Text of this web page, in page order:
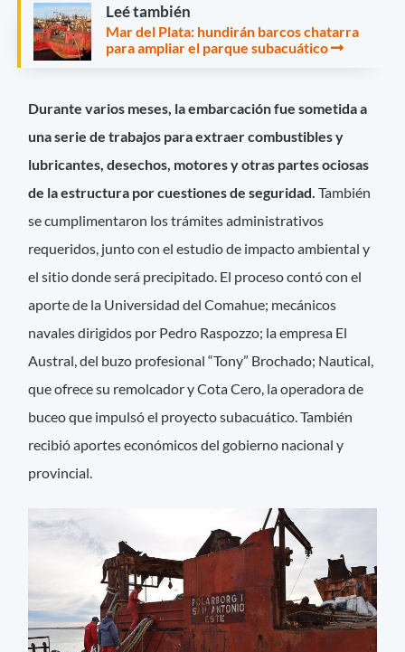
Leé también
Mar del Plata: hundirán barcos chatarra
para ampliar el parque subacuático
Durante varios meses, la embarcación fue sometida a
una serie de trabajos para extraer combustibles y
lubricantes, desechos, motores y otras partes ociosas
de la estructura por cuestiones de seguridad.También
se cumplimentaron los trámites administrativos
requeridos, junto con el estudio de impacto ambiental y
el sitio donde será precipitado. El proceso contó con el
aporte de la Universidad del Comahue; mecánicos
navales dirigidos por Pedro Raspozzo; la empresa El
Austral, del buzo profesional “Tony” Brochado; Nautical,
que ofrece su remolcador y Cota Cero, la operadora de
buceo que impulsó el proyecto subacuático. También
recibió aportes económicos del gobierno nacional y
provincial.